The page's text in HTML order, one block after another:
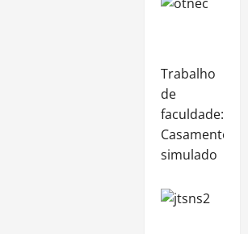
Trabalho
de
faculdade:
Casamento
simulado